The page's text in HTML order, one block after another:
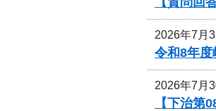
2026年7月
令和8年
2026年7月
【下治